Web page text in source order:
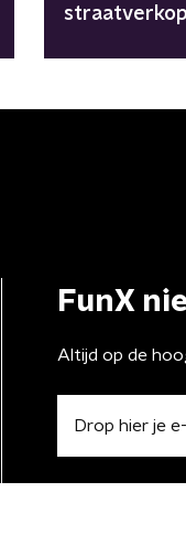
FunX
Altijd op de